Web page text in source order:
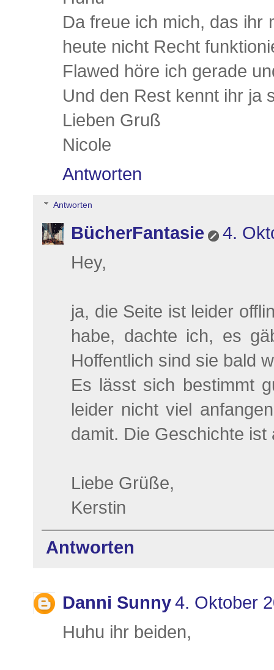
Da freue ich mich, das ihr
heute nicht Recht
Flawed höre ich gerade
Und den Rest kennt ihr ja
Lieben Gruß
Nicole
Antworten
Antworten
BücherFantasie
4.
Hey,
ja, die Seite ist leider
habe, dachte ich, es
Hoffentlich sind sie bald
Es lässt sich bestimmt
leider nicht viel
damit. Die Geschichte
Liebe Grüße,
Kerstin
Antworten
Danni Sunny4. Oktober
Huhu ihr beiden,